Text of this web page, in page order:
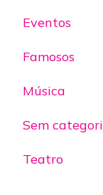
Eventos
Famosos
Música
Sem
Teatro